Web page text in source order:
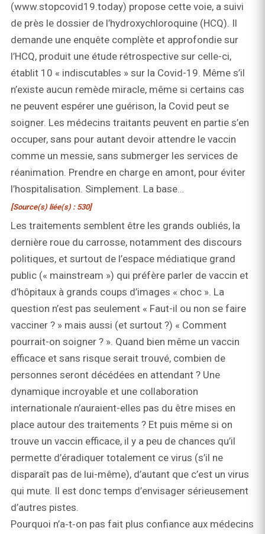
(www.stopcovid19.today) propose cette voie, a suivi
de près le dossier de l’hydroxychloroquine (HCQ). Il
demande une enquête complète et approfondie sur
l’HCQ, produit une étude rétrospective sur celle-ci,
établit 10 « indiscutables » sur la Covid-19. Même s’il
n’existe aucun remède miracle, même si certains cas
ne peuvent espérer une guérison, la Covid peut se
soigner. Les médecins traitants peuvent en partie s’en
occuper, sans pour autant devoir attendre le vaccin
comme un messie, sans submerger les services de
réanimation. Prendre en charge en amont, pour éviter
l’hospitalisation. Simplement. La base…
[Source(s) liée(s) : 530]
Les traitements semblent être les grands oubliés, la
dernière roue du carrosse, notamment des discours
politiques, et surtout de l’espace médiatique grand
public (« mainstream ») qui préfère parler de vaccin et
d’hôpitaux à grands coups d’images « choc ». La
question n’est pas seulement « Faut-il ou non se faire
vacciner ? » mais aussi (et surtout ?) « Comment
pourrait-on soigner ? ». Quand bien même un vaccin
efficace et sans risque serait trouvé, combien de
personnes seront décédées en attendant ? Une
dynamique incroyable et une collaboration
internationale n’auraient-elles pas du être mises en
place autour des traitements ? Et puis même si on
trouve un vaccin efficace, il y a peu de chances qu’il
permette d’éradiquer totalement ce virus (s’il ne
disparaît pas de lui-même), d’autant que c’est un virus
qui mute. Il est donc temps d’envisager sérieusement
d’autres pistes.
Pourquoi n’a‑t‑on pas fait plus confiance aux médecins